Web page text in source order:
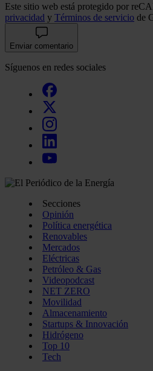
Este sitio web está protegido por
privacidad y Términos de servicio de
Enviar comentario
Síguenos en redes sociales
Secciones
Opinión
Política energética
Renovables
Mercados
Eléctricas
Petróleo & Gas
Videopodcast
NET ZERO
Movilidad
Almacenamiento
Startups & Innovación
Hidrógeno
Top 10
Tech